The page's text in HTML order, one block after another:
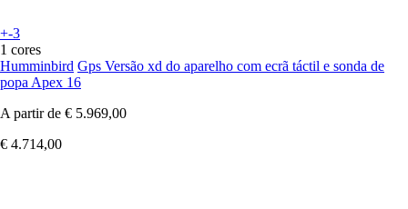
+-3
1 cores
Humminbird Gps Versão xd do aparelho com ecrã táctil e sonda de
popa Apex 16
A partir de € 5.969,00
€ 4.714,00